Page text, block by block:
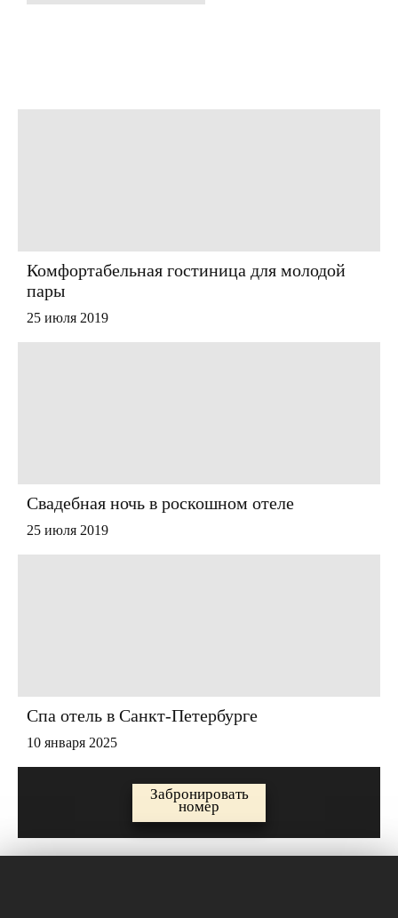
Комфортабельная гостиница для молодой
пары
25 июля 2019
Свадебная ночь в роскошном отеле
25 июля 2019
Спа отель в Санкт-Петербурге
10 января 2025
Забронировать
номер